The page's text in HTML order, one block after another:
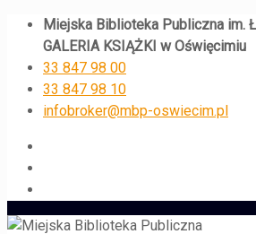
Miejska Biblioteka Publiczna im.
GALERIA KSIĄŻKI w Oświęcimiu
33 847 98 00
33 847 98 10
infobroker@mbp-oswiecim.pl